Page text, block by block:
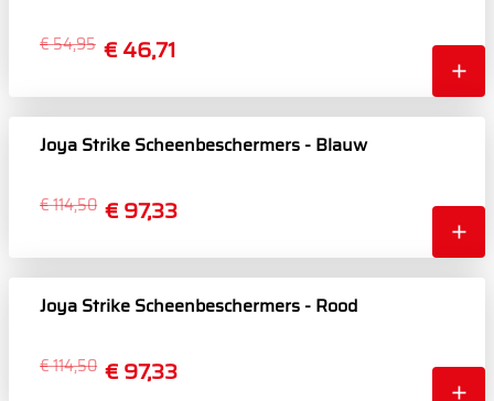
€ 46,71
€ 54,95
Joya Strike Scheenbeschermers - Blauw
€ 97,33
€ 114,50
Joya Strike Scheenbeschermers - Rood
€ 97,33
€ 114,50